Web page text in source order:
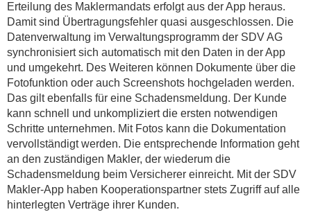
Erteilung des Maklermandats erfolgt aus der App heraus.
Damit sind Übertragungsfehler quasi ausgeschlossen. Die
Datenverwaltung im Verwaltungsprogramm der SDV AG
synchronisiert sich automatisch mit den Daten in der App
und umgekehrt. Des Weiteren können Dokumente über die
Fotofunktion oder auch Screenshots hochgeladen werden.
Das gilt ebenfalls für eine Schadensmeldung. Der Kunde
kann schnell und unkompliziert die ersten notwendigen
Schritte unternehmen. Mit Fotos kann die Dokumentation
vervollständigt werden. Die entsprechende Information geht
an den zuständigen Makler, der wiederum die
Schadensmeldung beim Versicherer einreicht. Mit der SDV
Makler-App haben Kooperationspartner stets Zugriff auf alle
hinterlegten Verträge ihrer Kunden.